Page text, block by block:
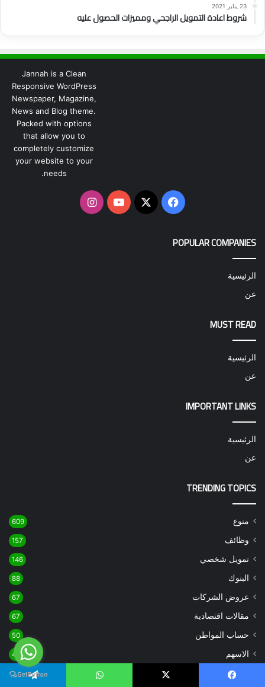
23 يناير 2021
شروط اعادة التمويل الراجحي ومميزات الحصول عليه
Jannah is a Clean
Responsive WordPress
Newspaper, Magazine,
News and Blog theme.
Packed with options
that allow you to
completely customize
your website to your
needs.
فيسبوك
‫X
‫YouTubeانستقرام
POPULAR COMPANIES
الرئيسية
عن
MUST READ
الرئيسية
عن
IMPORTANT LINKS
الرئيسية
عن
TRENDING TOPICS
منوع 609
وظائف 157
تمويل شخصي 146
البنوك 88
عروض الشركات 67
مقالات اقتصادية 67
حساب المواطن 50
الاسهم 45
آخر الأخبار 42